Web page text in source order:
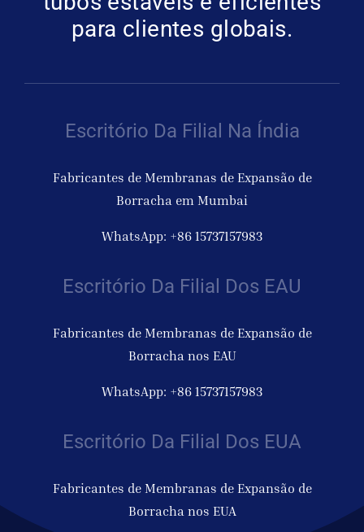
para clientes globais.
Escritório Da Filial Na Índia
Fabricantes de Membranas de Expansão de
Borracha em Mumbai
WhatsApp: +86 15737157983
Escritório Da Filial Dos EAU
Fabricantes de Membranas de Expansão de
Borracha nos EAU
WhatsApp: +86 15737157983
Escritório Da Filial Dos EUA
Fabricantes de Membranas de Expansão de
Borracha nos EUA